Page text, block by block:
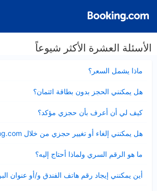
الأسئلة العشرة الأكثر شيوعاً
ماذا يشمل السعر؟
مصغر
هل يمكنني الحجز بدون بطاقة ائتمان؟
مصغر
كيف لي أن أعرف بأن حجزي مؤكد؟
مصغر
هل يمكنني إلغاء أو تغيير حجزي من خلال Booking.com؟
مصغر
ما هو الرقم السري ولماذا أحتاج إليه؟
مصغر
أين يمكنني إيجاد رقم هاتف الفندق و/أو عنوان
عرض
مصغر